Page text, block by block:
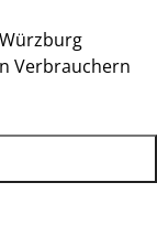
Verbrauchern